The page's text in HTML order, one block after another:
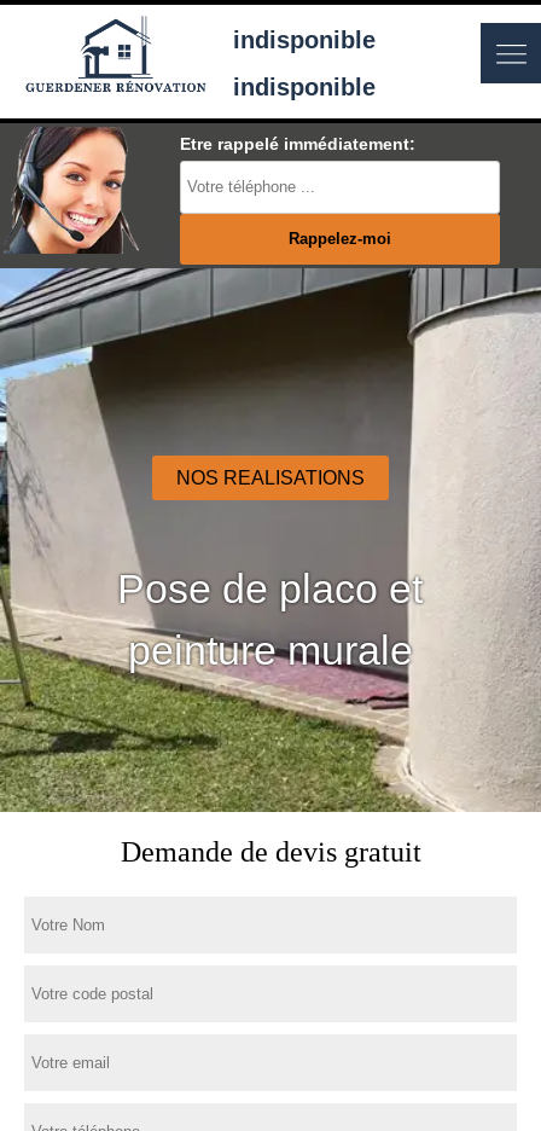
indisponible
indisponible
Etre rappelé immédiatement:
NOS REALISATIONS
Pose de placo et
peinture murale
Demande de devis gratuit